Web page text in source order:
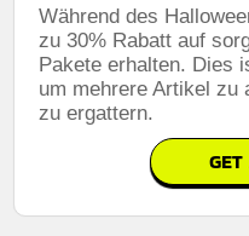
Während des
zu 30% Rabatt auf
Pakete erhalten. Dies
um mehrere Artikel zu
zu ergattern.